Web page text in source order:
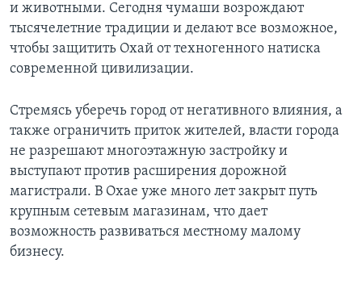
и животными. Сегодня чумаши возрождают
тысячелетние традиции и делают все возможное,
чтобы защитить Охай от техногенного натиска
современной цивилизации.
Стремясь уберечь город от негативного влияния, а
также ограничить приток жителей, власти города
не разрешают многоэтажную застройку и
выступают против расширения дорожной
магистрали. В Охае уже много лет закрыт путь
крупным сетевым магазинам, что дает
возможность развиваться местному малому
бизнесу.